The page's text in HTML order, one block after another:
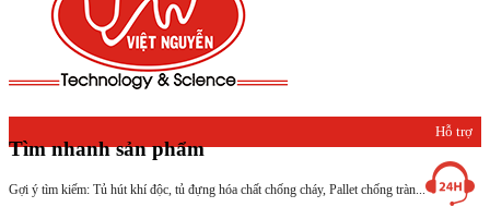
Tìm nhanh sản phẩm
Gợi ý tìm kiếm: Tủ hút khí độc, tủ đựng hóa chất chống cháy, Pallet chống tràn...
Hỗ trợ
khách
hàng